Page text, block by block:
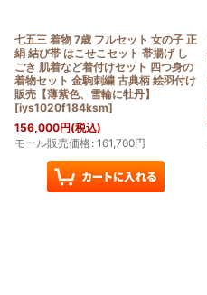
七五三 着物 7歳 フルセット 女の子 正
絹 結び帯 はこせこセット 帯揚げ し
ごき 肌着など着付けセット 四つ身の
着物セット 金駒刺繍 古典柄 絵羽付け
販売【薄紫色、雪輪に牡丹】
[iys1020f184ksm]
156,000円(税込)
モール販売価格: 161,700円